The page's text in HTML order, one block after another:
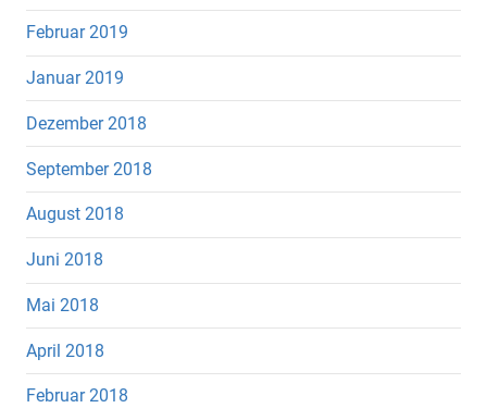
Februar 2019
Januar 2019
Dezember 2018
September 2018
August 2018
Juni 2018
Mai 2018
April 2018
Februar 2018